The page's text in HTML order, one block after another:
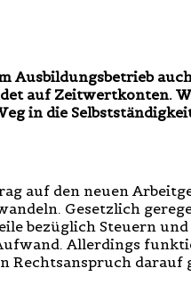
auf Zeitwertkonten.
in die
auf den neuen
Gesetzlich
bezüglich Steuern und
Allerdings
Rechtsanspruch darauf